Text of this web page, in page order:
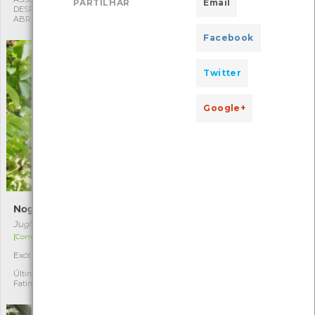
DESPORTIVA CAPITÃES DE
ABRIL
Nogueira
Juglans regia
[Comum]
Exótica
Última observação por:
Fatima Camilo
PARTILHAR Email
Facebook
Twitter
Google+